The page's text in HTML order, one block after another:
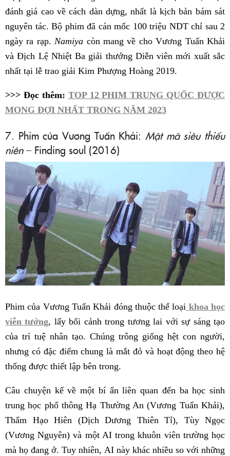
đánh giá cao về cách dàn dựng, nhất là kịch bản bám sát
nguyên tác. Bộ phim đã cán mốc 100 triệu NDT chỉ sau 2
ngày ra rạp.Namiya còn mang về cho Vương Tuấn Khải
và Địch Lệ Nhiệt Ba giải thưởng Diễn viên mới xuất sắc
nhất tại lễ trao giải Kim Phượng Hoàng 2019.
>>> Đọc thêm: TOP 12 PHIM TRUNG QUỐC ĐƯỢC
MONG ĐỢI NHẤT TRONG NĂM 2023
7. Phim của Vương Tuấn Khải: Mật mã siêu thiếu
niên– Finding soul (2016)
Phim của Vương Tuấn Khải đóng thuộc thể loại khoa học
viễn tưởng, lấy bối cảnh trong tương lai với sự sáng tạo
của trí tuệ nhân tạo. Chúng trông giống hệt con người,
nhưng có đặc điểm chung là mắt đỏ và hoạt động theo hệ
thống được thiết lập bên trong.
Câu chuyện kể về một bí ẩn liên quan đến ba học sinh
trung học phổ thông Hạ Thường An (Vương Tuấn Khải),
Thẩm Hạo Hiên (Dịch Dương Thiên Tỉ), Tùy Ngọc
(Vương Nguyên) và một AI trong khuôn viên trường học
mà họ đang ở. Tuy nhiên, AI này khác nhiều so với những